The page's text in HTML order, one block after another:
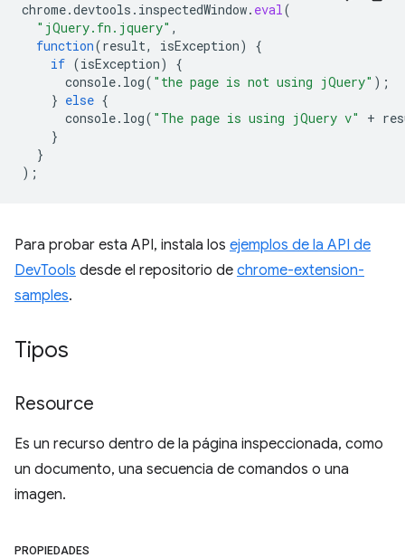
chrome.devtools . inspectedWindow. eval(
"jQuery.fn.jquery" ,
function(result, isException)
{
if (isException)
{
console. log( "the page is not using jQuery" );
} else {
console. log( "The page is using jQuery v" +
}
}
);
Para probar esta API, instala los ejemplos de la API de
DevTools desde el repositorio de chrome-extension-
samples.
Tipos
Resource
Es un recurso dentro de la página inspeccionada, como
un documento, una secuencia de comandos o una
imagen.
PROPIEDADES